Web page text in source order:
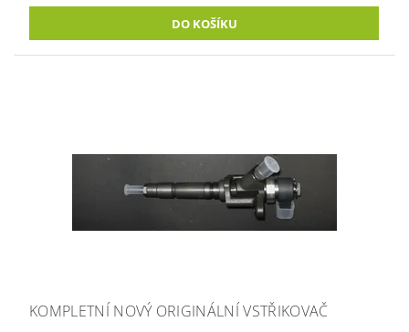
KOMPLETNÍ NOVÝ ORIGINÁLNÍ VSTŘIKOVAČ